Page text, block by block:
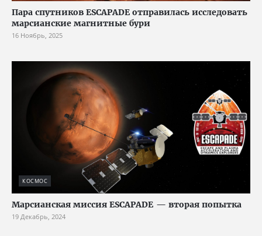
Пара спутников ESCAPADE отправилась исследовать
марсианские магнитные бури
16 Ноябрь, 2025
КОСМОС
Марсианская миссия ESCAPADE — вторая попытка
19 Декабрь, 2024